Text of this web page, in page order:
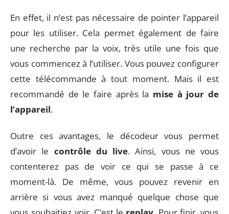
En effet, il n’est pas nécessaire de pointer l’appareil
pour les utiliser. Cela permet également de faire
une recherche par la voix, très utile une fois que
vous commencez à l’utiliser. Vous pouvez configurer
cette télécommande à tout moment. Mais il est
recommandé de le faire après la mise à jour de
l’appareil.
Outre ces avantages, le décodeur vous permet
d’avoir le contrôle du live. Ainsi, vous ne vous
contenterez pas de voir ce qui se passe à ce
moment-là. De même, vous pouvez revenir en
arrière si vous avez manqué quelque chose que